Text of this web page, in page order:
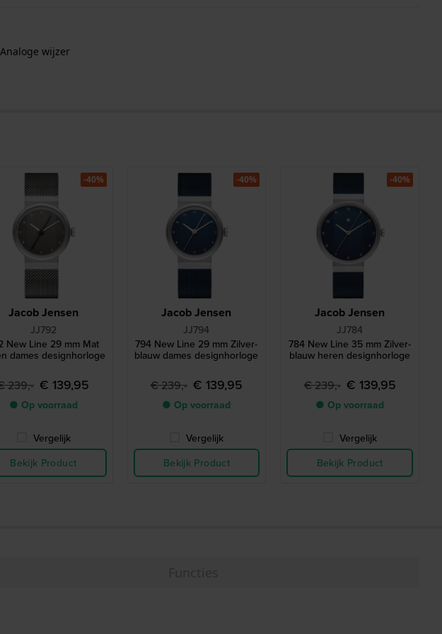
wijzer
Jacob Jensen
JJ792
New Line 29 mm Mat
dames designhorloge
239,- € 139,95
● Op voorraad
Vergelijk
Bekijk Product
-40%
Jacob Jensen
JJ794
794 New Line 29 mm Zilver-
blauw dames designhorloge
€ 239,- € 139,95
● Op voorraad
Vergelijk
Bekijk Product
-40%
Jacob Jensen
JJ784
784 New Line 35 mm Zilver-
blauw heren designhorloge
€ 239,- € 139,95
● Op voorraad
Vergelijk
Bekijk Product
-40%